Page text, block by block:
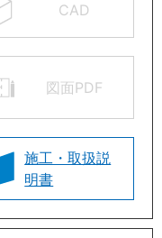
CAD
図面PDF
施工・取扱説
明書